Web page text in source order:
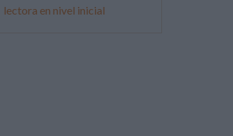
lectora en nivel inicial